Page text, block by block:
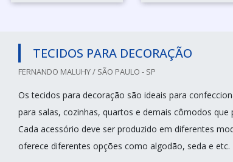
TECIDOS PARA DECORAÇÃO
FERNANDO MALUHY / SÃO PAULO - SP
Os tecidos para decoração são ideais para
para salas, cozinhas, quartos e demais cômodos
Cada acessório deve ser produzido em diferentes
oferece diferentes opções como algodão, seda e etc.